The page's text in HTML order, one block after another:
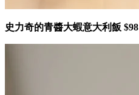
史力奇的青醬大蝦意大利飯 $98